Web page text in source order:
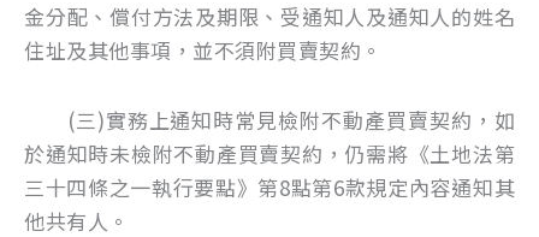
金分配、償付方法及期限、受通知人及通知人的姓名
住址及其他事項，並不須附買賣契約。
(三)實務上通知時常見檢附不動產買賣契約，如
於通知時未檢附不動產買賣契約，仍需將《土地法第
三十四條之一執行要點》第8點第6款規定內容通知其
他共有人。